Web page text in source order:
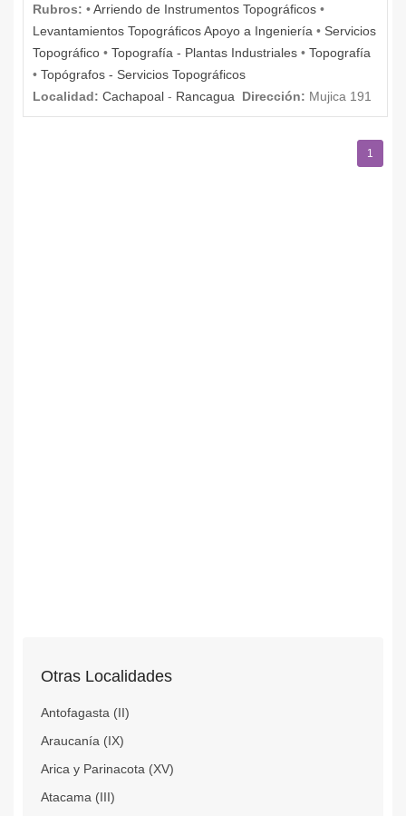
Rubros: •Arriendo de Instrumentos Topográficos •
Levantamientos Topográficos Apoyo a Ingeniería • Servicios
Topográfico • Topografía - Plantas Industriales • Topografía
• Topógrafos - Servicios Topográficos
Localidad: Cachapoal - Rancagua Dirección: Mujica 191
1
Otras Localidades
Antofagasta (II)
Araucanía (IX)
Arica y Parinacota (XV)
Atacama (III)